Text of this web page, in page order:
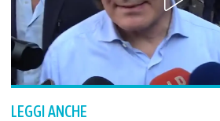
LEGGI ANCHE